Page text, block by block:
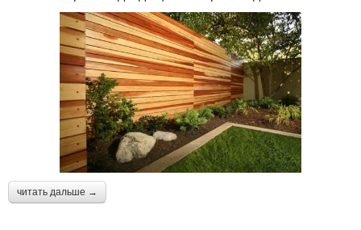
читать дальше →